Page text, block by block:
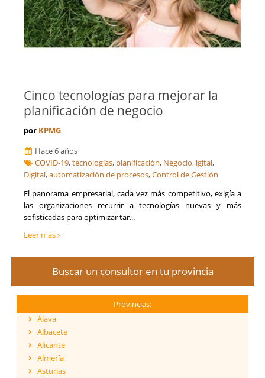
Cinco tecnologías para mejorar la
planificación de negocio
por KPMG
Hace 6 años
COVID-19,tecnologías, planificación, Negocio, igital,
Digital,automatización de procesos,Control de Gestión
El panorama empresarial, cada vez más competitivo, exigía a
las organizaciones recurrir a tecnologías nuevas y más
sofisticadas para optimizar tar...
Leer más
Buscar un consultor en tu provincia
Provincias:
Álava
Albacete
Alicante
Almería
Asturias